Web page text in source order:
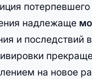
потерпевшего
надлежаще
и последствий
на новое